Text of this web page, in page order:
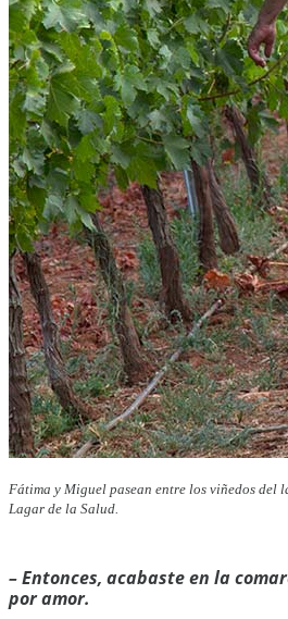
Fátima y Miguel pasean entre los viñedos del
Lagar de la Salud.
–Entonces, acabaste en la
por amor.